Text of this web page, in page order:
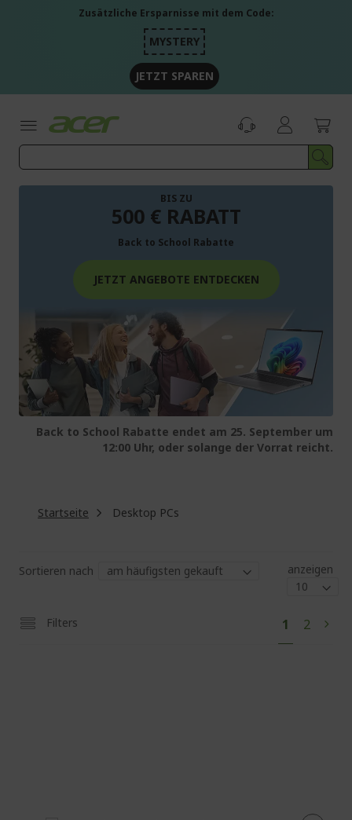
Zusätzliche Ersparnisse mit dem Code:
MYSTERY
JETZT SPAREN
BIS ZU
500 € RABATT
Back to School Rabatte
JETZT ANGEBOTE ENTDECKEN
Back to School Rabatte endet am 25. September um
12:00 Uhr, oder solange der Vorrat reicht.
Startseite Desktop PCs
Sortieren nach anzeigen
Filters
Sie
lesen
1 Seite
2